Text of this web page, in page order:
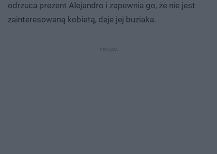
odrzuca prezent Alejandro i zapewnia go, że nie jest
zainteresowaną kobietą, daje jej buziaka.